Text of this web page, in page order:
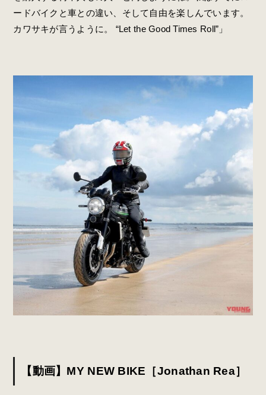
ードバイクと車との違い、そして自由を楽しんでいます。
カワサキが言うように。 “Let the Good Times Roll”」
【動画】MY NEW BIKE［Jonathan Rea］